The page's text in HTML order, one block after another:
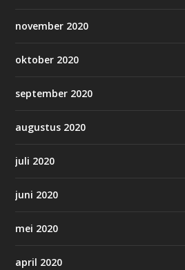
november 2020
oktober 2020
september 2020
augustus 2020
juli 2020
juni 2020
mei 2020
april 2020